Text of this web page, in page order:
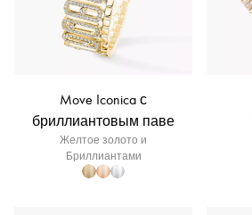
Move Iconica с
бриллиантовым паве
Желтое золото и
Бриллиантами